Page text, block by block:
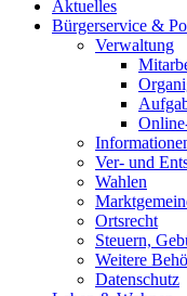
Aktuelles
Bürgerservice &
Verwaltung
Ver- und
Wahlen
Ortsrecht
Steuern,
Weitere
Datenschutz